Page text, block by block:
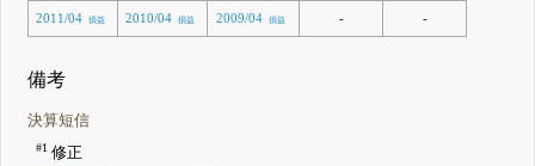
2011/04 損益 2010/04 損益 2009/04 損益 - -
備考
決算短信
#1修正